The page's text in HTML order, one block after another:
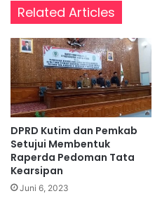
Related Articles
DPRD Kutim dan Pemkab
Setujui Membentuk
Raperda Pedoman Tata
Kearsipan
Juni 6, 2023